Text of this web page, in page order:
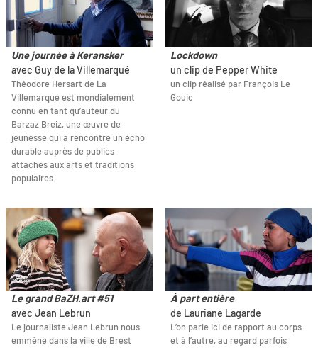
Une journée à Keransker
avec Guy de la Villemarqué
Théodore Hersart de La
Villemarqué est mondialement
connu en tant qu’auteur du
Barzaz Breiz, une œuvre de
jeunesse qui a rencontré un écho
durable auprès de publics
attachés aux arts et traditions
populaires.
Lockdown
un clip de Pepper White
un clip réalisé par François Le
Gouic
Le grand BaZH.art #51
avec Jean Lebrun
Le journaliste Jean Lebrun nous
emmène dans la ville de Brest
À part entière
de Lauriane Lagarde
L’on parle ici de rapport au corps
et à l’autre, au regard parfois